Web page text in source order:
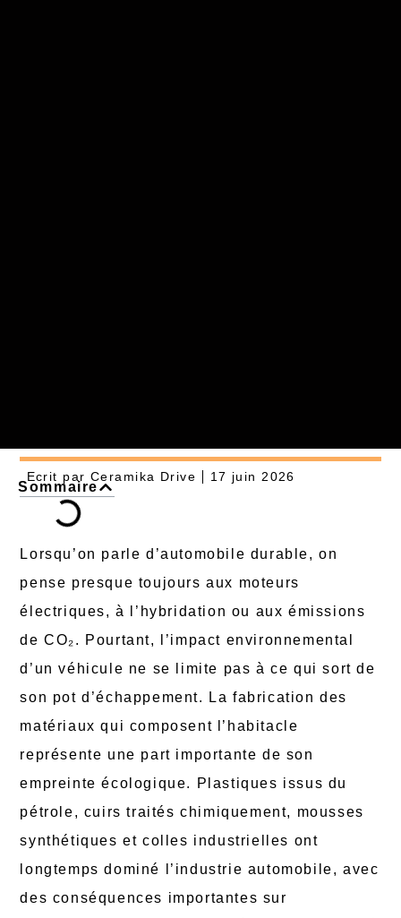
Ecrit par Ceramika Drive 17 juin 2026
Sommaire
Lorsqu’on parle d’automobile durable, on
pense presque toujours aux moteurs
électriques, à l’hybridation ou aux émissions
de CO₂. Pourtant, l’impact environnemental
d’un véhicule ne se limite pas à ce qui sort de
son pot d’échappement. La fabrication des
matériaux qui composent l’habitacle
représente une part importante de son
empreinte écologique. Plastiques issus du
pétrole, cuirs traités chimiquement, mousses
synthétiques et colles industrielles ont
longtemps dominé l’industrie automobile, avec
des conséquences importantes sur